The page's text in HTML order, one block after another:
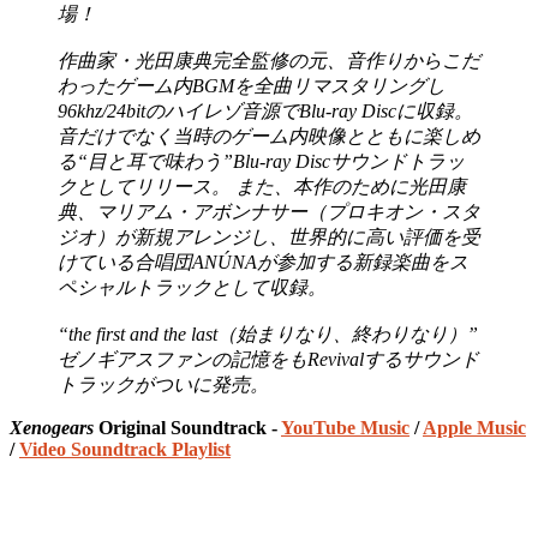
場！
作曲家・光田康典完全監修の元、音作りからこだ
わったゲーム内BGMを全曲リマスタリングし
96khz/24bitのハイレゾ音源でBlu-ray Discに収録。
音だけでなく当時のゲーム内映像とともに楽しめ
る“目と耳で味わう”Blu-ray Discサウンドトラッ
クとしてリリース。 また、本作のために光田康
典、マリアム・アボンナサー（プロキオン・スタ
ジオ）が新規アレンジし、世界的に高い評価を受
けている合唱団ANÚNAが参加する新録楽曲をス
ペシャルトラックとして収録。
“the first and the last（始まりなり、終わりなり）”
ゼノギアスファンの記憶をもRevivalするサウンド
トラックがついに発売。
Xenogears Original Soundtrack -YouTube Music /Apple Music
/Video Soundtrack Playlist